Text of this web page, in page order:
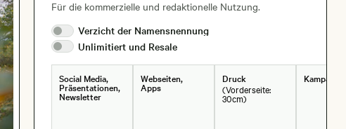
Für die kommerzielle und redaktionelle Nutzung.
Verzicht der Namensnennung
Unlimitiert und Resale
Social Media,
Präsentationen,
Newsletter
Webseiten,
Apps
Druck
(Vorderseite:
30cm)